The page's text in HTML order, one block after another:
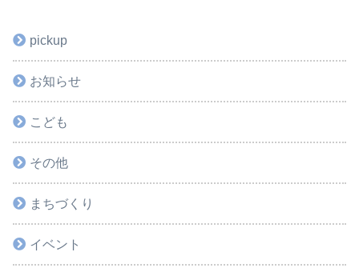
pickup
お知らせ
こども
その他
まちづくり
イベント